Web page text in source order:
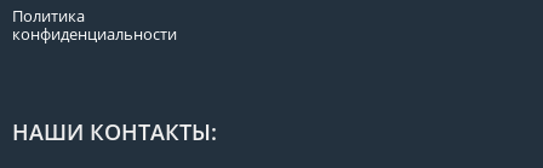
Политика
конфиденциальности
НАШИ КОНТАКТЫ: